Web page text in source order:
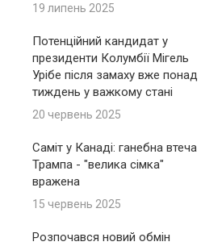
19 липень 2025
Потенційний кандидат у
президенти Колумбії Мігель
Урібе після замаху вже понад
тиждень у важкому стані
20 червень 2025
Саміт у Канаді: ганебна втеча
Трампа - "велика сімка"
вражена
15 червень 2025
Розпочався новий обмін